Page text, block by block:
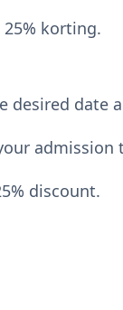
korting.
desired date
admission
discount.